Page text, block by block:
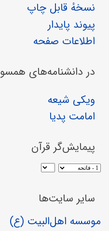
نسخهٔ قابل چاپ
پیوند پایدار
اطلاعات صفحه
در دانشنامه‌های همسو
ویکی شیعه
امامت پدیا
پیمایش‌گر قرآن
سایر سایت‌ها
موسسه اهل‌البیت (ع)